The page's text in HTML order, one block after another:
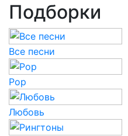
Подборки
Все песни
Pop
Любовь